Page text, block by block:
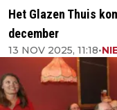
Het Glazen Thuis
december
13 NOV 2025, 11:18•